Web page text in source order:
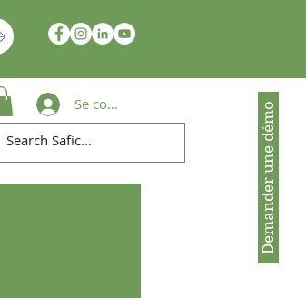
Demander une démo
Se connecter